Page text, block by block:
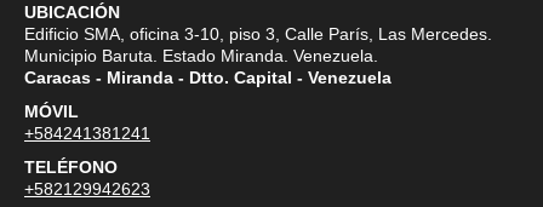
UBICACIÓN
Edificio SMA, oficina 3-10, piso 3, Calle París, Las Mercedes.
Municipio Baruta. Estado Miranda. Venezuela.
Caracas - Miranda - Dtto. Capital - Venezuela
MÓVIL
+584241381241
TELÉFONO
+582129942623